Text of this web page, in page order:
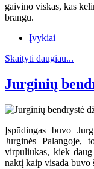
gaivino viskas, kas
brangu.
Įvykiai
Skaityti daugiau...
Jurginių
Įspūdingas buvo
Jurginės Palangoje,
virpuliukas, kiek
naktį kaip visada buvo